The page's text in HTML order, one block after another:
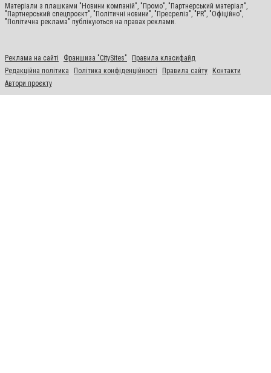
Матеріали з плашками "Новини компаній", "Промо", "Партнерський матеріал",
"Партнерський спецпроєкт", "Політичні новини", "Пресреліз", "PR", "Офіційно",
"Політична реклама" публікуються на правах реклами.
Реклама на сайті Франшиза "CitySites"
Правила класифайд
Редакційна політика
Політика конфіденційності Правила сайту
Контакти
Автори проєкту